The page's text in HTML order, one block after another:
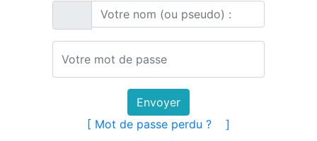
Envoyer
[ Mot de passe perdu ?
]